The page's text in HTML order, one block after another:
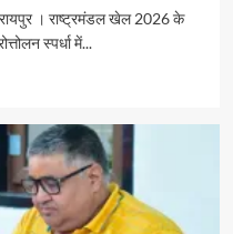
रायपुर । राष्ट्रमंडल खेल 2026 के
स्पर्धा में...